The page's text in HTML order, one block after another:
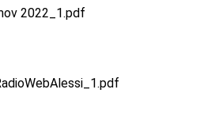
2022_1.pdf